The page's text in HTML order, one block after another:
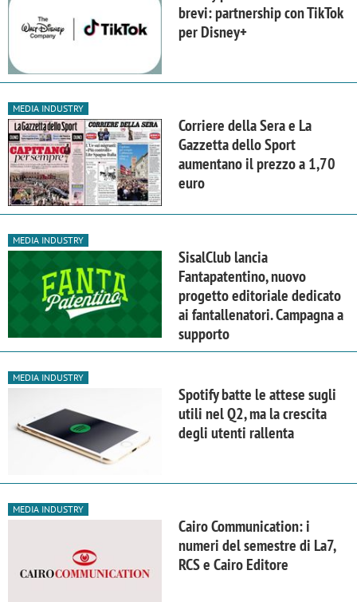
brevi: partnership con TikTok
per Disney+
MEDIA INDUSTRY
Corriere della Sera e La
Gazzetta dello Sport
aumentano il prezzo a 1,70
euro
MEDIA INDUSTRY
SisalClub lancia
Fantapatentino, nuovo
progetto editoriale dedicato
ai fantallenatori. Campagna a
supporto
MEDIA INDUSTRY
Spotify batte le attese sugli
utili nel Q2, ma la crescita
degli utenti rallenta
MEDIA INDUSTRY
Cairo Communication: i
numeri del semestre di La7,
RCS e Cairo Editore